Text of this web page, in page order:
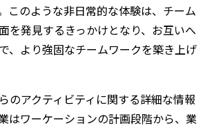
このような非日常的な体験は、チーム
を発見するきっかけとなり、お互いへ
、より強固なチームワークを築き上げ
のアクティビティに関する詳細な情報
はワーケーションの計画段階から、業